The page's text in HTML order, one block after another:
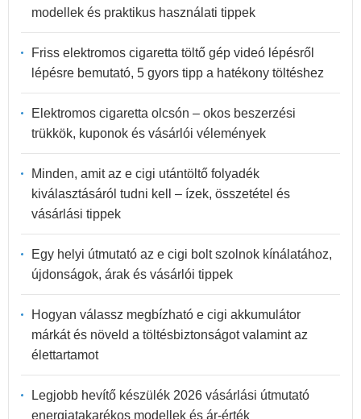
modellek és praktikus használati tippek
Friss elektromos cigaretta töltő gép videó lépésről
lépésre bemutató, 5 gyors tipp a hatékony töltéshez
Elektromos cigaretta olcsón – okos beszerzési
trükkök, kuponok és vásárlói vélemények
Minden, amit az e cigi utántöltő folyadék
kiválasztásáról tudni kell – ízek, összetétel és
vásárlási tippek
Egy helyi útmutató az e cigi bolt szolnok kínálatához,
újdonságok, árak és vásárlói tippek
Hogyan válassz megbízható e cigi akkumulátor
márkát és növeld a töltésbiztonságot valamint az
élettartamot
Legjobb hevítő készülék 2026 vásárlási útmutató
energiatakarékos modellek és ár-érték